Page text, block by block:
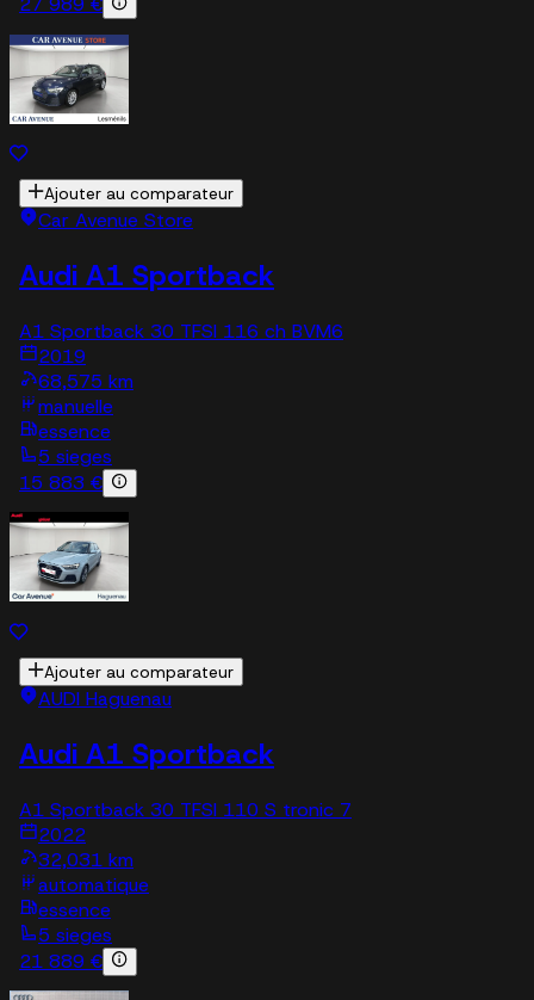
Ajouter au comparateur
Car Avenue Store
Audi A1 Sportback
A1 Sportback 30 TFSI 116 ch BVM6
2019
68,575 km
manuelle
essence
5 sieges
15 883 €
Ajouter au comparateur
AUDI Haguenau
Audi A1 Sportback
A1 Sportback 30 TFSI 110 S tronic 7
2022
32,031 km
automatique
essence
5 sieges
21 889 €